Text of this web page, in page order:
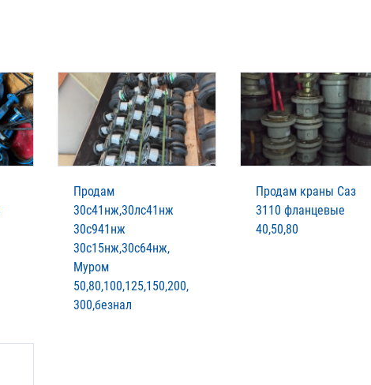
Продам
30с41нж,30лс41нж
30с941нж
30с15нж,30с64нж,
Муром
50,80,100,125,150,200,
300,безнал
Продам краны Саз
3110 фланцевые
40,50,80